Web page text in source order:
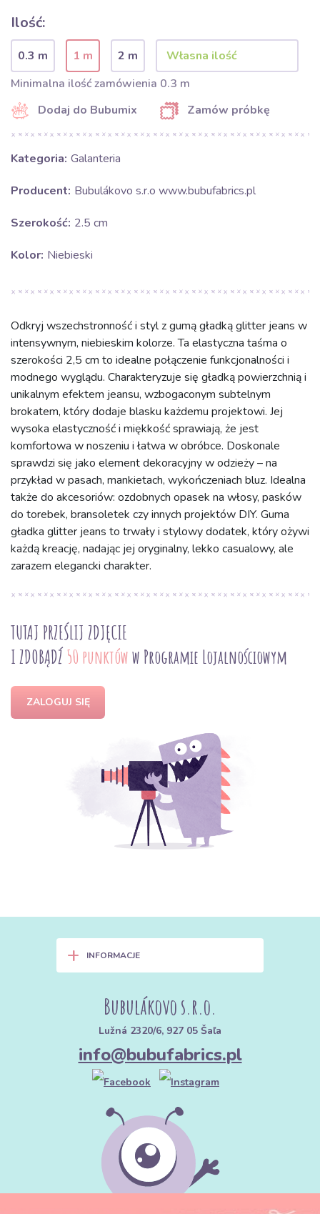
Ilość:
0.3 m 1 m
2 m
Minimalna ilość zamówienia 0.3 m
Dodaj do Bubumix
Zamów próbkę
Kategoria: Galanteria
Producent: Bubulákovo s.r.o www.bubufabrics.pl
Szerokość: 2.5 cm
Kolor: Niebieski
Odkryj wszechstronność i styl z gumą gładką glitter jeans w
intensywnym, niebieskim kolorze. Ta elastyczna taśma o
szerokości 2,5 cm to idealne połączenie funkcjonalności i
modnego wyglądu. Charakteryzuje się gładką powierzchnią i
unikalnym efektem jeansu, wzbogaconym subtelnym
brokatem, który dodaje blasku każdemu projektowi. Jej
wysoka elastyczność i miękkość sprawiają, że jest
komfortowa w noszeniu i łatwa w obróbce. Doskonale
sprawdzi się jako element dekoracyjny w odzieży – na
przykład w pasach, mankietach, wykończeniach bluz. Idealna
także do akcesoriów: ozdobnych opasek na włosy, pasków
do torebek, bransoletek czy innych projektów DIY. Guma
gładka glitter jeans to trwały i stylowy dodatek, który ożywi
każdą kreację, nadając jej oryginalny, lekko casualowy, ale
zarazem elegancki charakter.
TUTAJ PRZEŚLIJ ZDJĘCIE
I ZDOBĄDŹ 50 punktóww Programie Lojalnościowym
ZALOGUJ SIĘ
+ INFORMACJE
Bubulákovo s.r.o.
Lužná 2320/6, 927 05 Šaľa
info@bubufabrics.pl